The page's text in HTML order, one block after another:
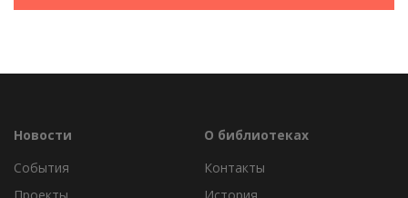
Новости
События
О библиотеках
Контакты